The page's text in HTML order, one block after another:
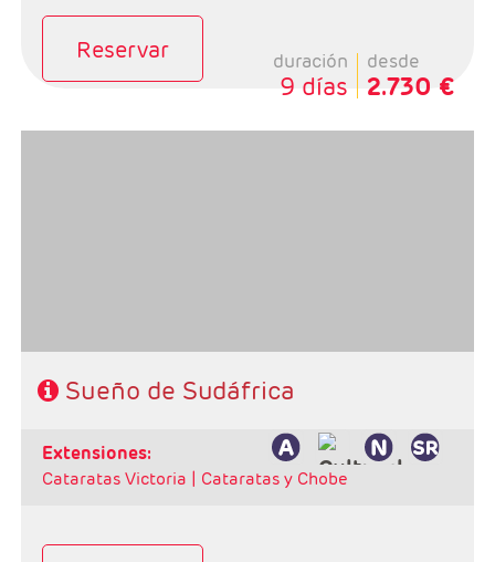
Reservar duración
9 días
desde
2.730 €
Sueño de Sudáfrica
extensiones:
Cataratas Victoria | Cataratas y Chobe